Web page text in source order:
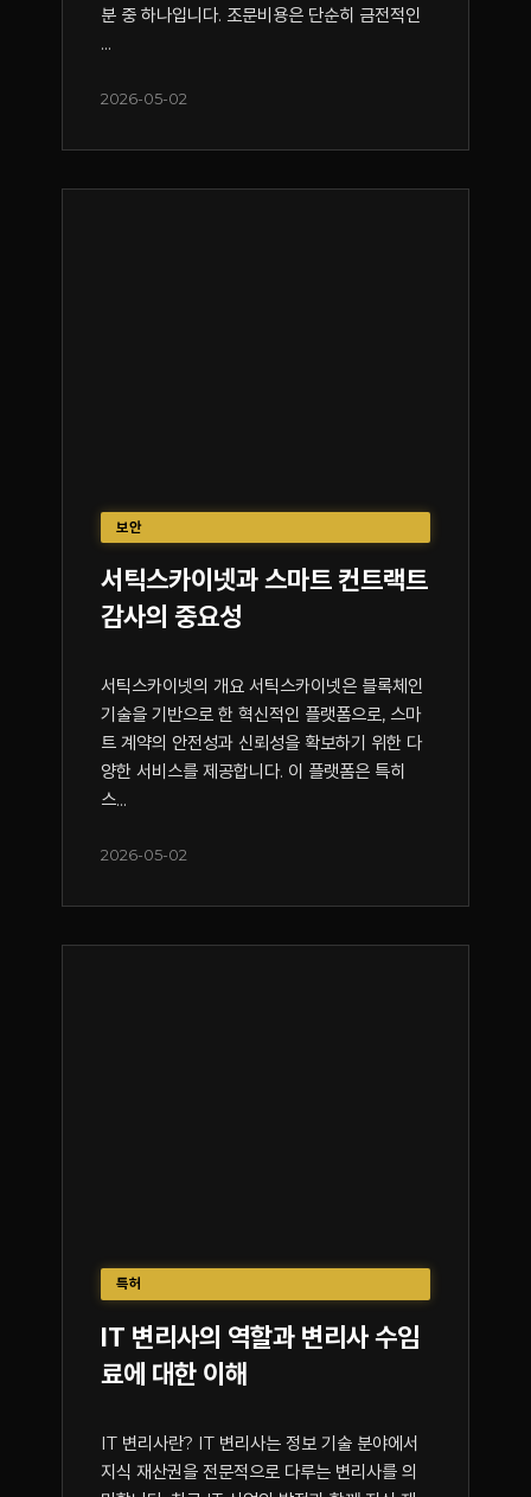
분 중 하나입니다. 조문비용은 단순히 금전적인
...
2026-05-02
보안
서틱스카이넷과 스마트 컨트랙트
감사의 중요성
서틱스카이넷의 개요 서틱스카이넷은 블록체인
기술을 기반으로 한 혁신적인 플랫폼으로, 스마
트 계약의 안전성과 신뢰성을 확보하기 위한 다
양한 서비스를 제공합니다. 이 플랫폼은 특히
스...
2026-05-02
특허
IT 변리사의 역할과 변리사 수임
료에 대한 이해
IT 변리사란? IT 변리사는 정보 기술 분야에서
지식 재산권을 전문적으로 다루는 변리사를 의